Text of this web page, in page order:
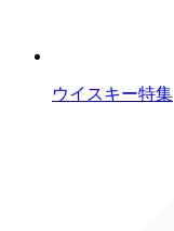
ウイスキー特集